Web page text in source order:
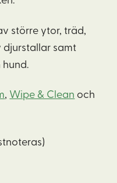
större ytor, träd,
djurstallar samt
, Wipe & Clean och